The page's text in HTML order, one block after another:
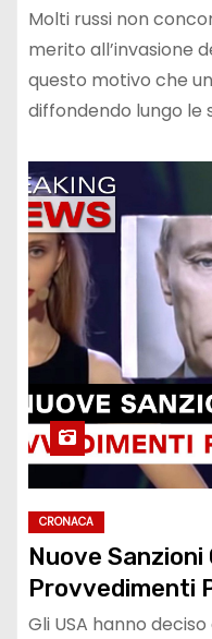
Molti russi non
merito all’invasione
questo motivo che
diffondendo lungo le
CRONACA
Nuove Sanzioni
Provvedimenti
Gli USA hanno